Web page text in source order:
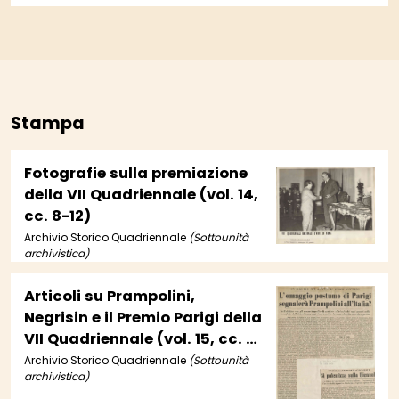
Stampa
Fotografie sulla premiazione
della VII Quadriennale (vol. 14,
cc. 8-12)
Archivio Storico Quadriennale (Sottounità
archivistica)
Articoli su Prampolini,
Negrisin e il Premio Parigi della
VII Quadriennale (vol. 15, cc. 1-
3)
Archivio Storico Quadriennale (Sottounità
archivistica)